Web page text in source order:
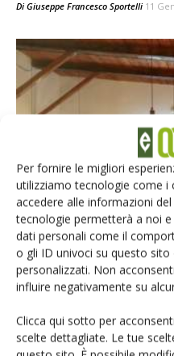
Per fornire le migliori
utilizziamo tecnologie come
accedere alle informazioni
tecnologie permetterà a noi
dati personali come il
o gli ID univoci su questo
personalizzati. Non
influire negativamente su
Clicca qui sotto per
scelte dettagliate. Le tue
Di Giuseppe Francesco Sportelli 11
ECONOMIA
Copagri Puglia, il
ricadute sul
Giuseppe Francesco Sportelli 22